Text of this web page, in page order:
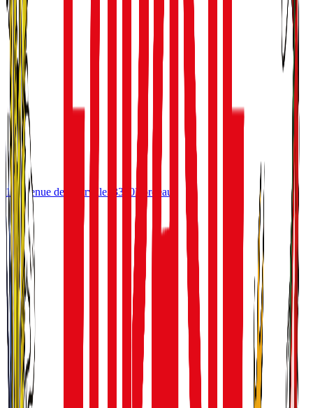
10 avenue de Tourville33300Bordeaux